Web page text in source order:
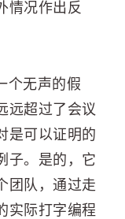
情况作出反
个无声的假
远超过了会议
是可以证明的
子。是的，它
团队，通过走
实际打字编程